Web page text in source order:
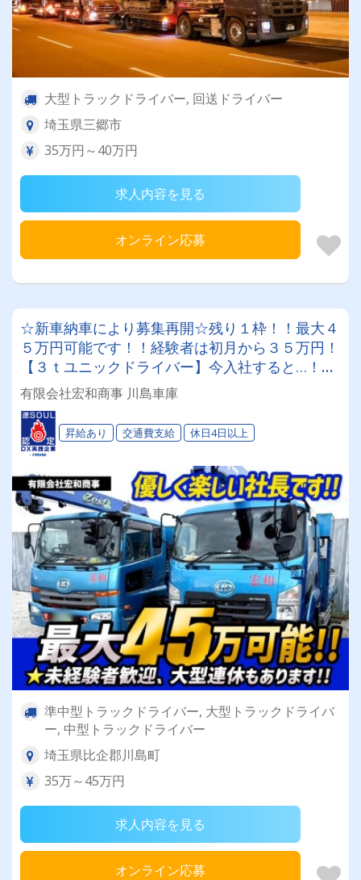
大型トラックドライバー, 回送ドライバー
埼玉県三郷市
35万円～40万円
求人内容を見る
オンライン応募
☆新車納車により募集再開☆残り１枠！！最大４
５万円可能です！！経験者は初月から３５万円！
【３ｔユニックドライバー】今入社すると…！社
長から良いこともあります…！ ◎基本朝8時～17
時勤務◎手積み手降しなし 未経験の方も是非１
度ご相談ください♪♪ 当社で最後の転職に！！
有限会社宏和商事 川島車庫
昇給あり 交通費支給 休日4日以上
準中型トラックドライバー, 大型トラックドライバ
ー, 中型トラックドライバー
埼玉県比企郡川島町
35万～45万円
求人内容を見る
オンライン応募